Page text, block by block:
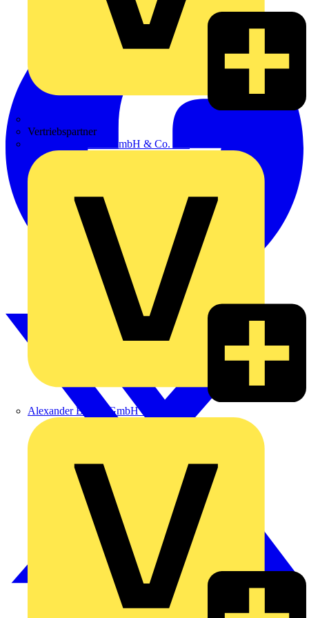
Vertriebspartner
Adalbert Zajadacz GmbH & Co. KG
Alexander Bürkle GmbH & Co. KG